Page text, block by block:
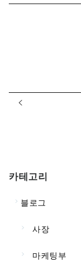
카테고리
블로그
사장
마케팅부